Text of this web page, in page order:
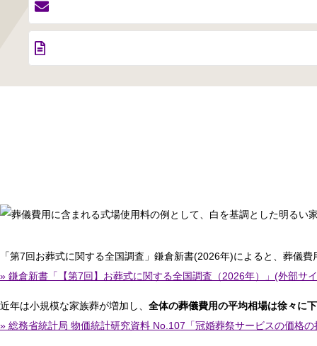
「第7回お葬式に関する全国調査」鎌倉新書(2026年)によると、葬儀
» 鎌倉新書「【第7回】お葬式に関する全国調査（2026年）」(外部サ
近年は小規模な家族葬が増加し、 全体の葬儀費用の平均相場は徐々に
» 総務省統計局 物価統計研究資料 No.107「冠婚葬祭サービスの価格